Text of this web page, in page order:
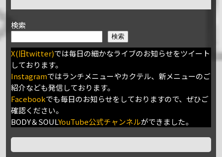
検索
検索
X(旧twitter)では毎日の細かなライブのお知らせをツイート
しております。
Instagramではランチメニューやカクテル、新メニューのご
紹介なども発信しております。
Facebookでも毎日のお知らせをしておりますので、ぜひご
確認ください。
BODY＆SOULYouTube公式チャンネルができました。